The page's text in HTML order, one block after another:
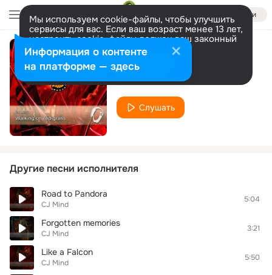
Войти
Мы используем cookie-файлы, чтобы улучшить
сервисы для вас. Если ваш возраст менее 13 лет,
настроить cookie-файлы должен ваш законный
представитель. Больше информации
Разрешить все Настроить
CJ Mind
Слушать
Другие песни исполнителя
Road to Pandora
CJ Mind
5:04
Forgotten memories
CJ Mind
3:21
Like a Falcon
CJ Mind
5:50
Информация о контенте
на платформе — здесь